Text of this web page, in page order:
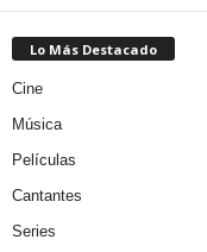
Lo Más Destacado
Cine
Música
Películas
Cantantes
Series